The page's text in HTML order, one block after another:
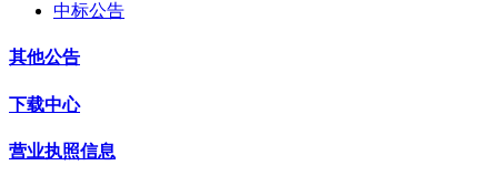
中标公告
其他公告
下载中心
营业执照信息